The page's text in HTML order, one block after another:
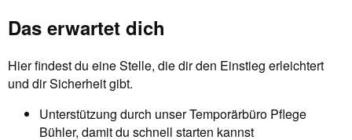
Das erwartet dich
Hier findest du eine Stelle, die dir den Einstieg erleichtert
und dir Sicherheit gibt.
Unterstützung durch unser Temporärbüro Pflege
Bühler, damit du schnell starten kannst